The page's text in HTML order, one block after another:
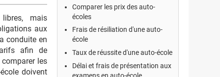
Comparer les prix des auto-
écoles
Frais de résiliation d'une auto-
école
Taux de réussite d'une auto-école
Délai et frais de présentation aux
examens en auto-école
mais
aux
conduite en
afin de
les
doivent